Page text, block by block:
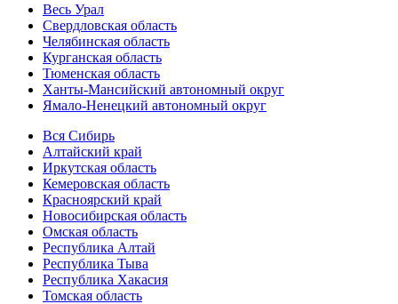
Весь Урал
Свердловская область
Челябинская область
Курганская область
Тюменская область
Ханты-Мансийский автономный округ
Ямало-Ненецкий автономный округ
Вся Сибирь
Алтайский край
Иркутская область
Кемеровская область
Красноярский край
Новосибирская область
Омская область
Республика Алтай
Республика Тыва
Республика Хакасия
Томская область